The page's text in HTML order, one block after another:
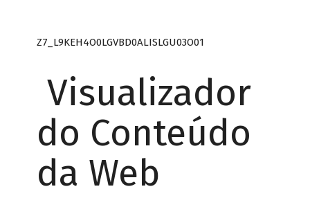
Z7_L9KEH4O0LGVBD0ALISLGU03O01
Visualizador
do Conteúdo
da Web